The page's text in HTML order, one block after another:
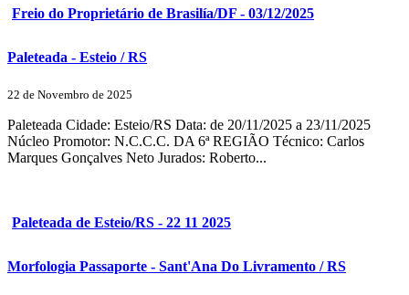
Freio do Proprietário de Brasilía/DF - 03/12/2025
Paleteada - Esteio / RS
22 de Novembro de 2025
Paleteada Cidade: Esteio/RS Data: de 20/11/2025 a 23/11/2025
Núcleo Promotor: N.C.C.C. DA 6ª REGIÃO Técnico: Carlos
Marques Gonçalves Neto Jurados: Roberto...
Paleteada de Esteio/RS - 22 11 2025
Morfologia Passaporte - Sant'Ana Do Livramento / RS